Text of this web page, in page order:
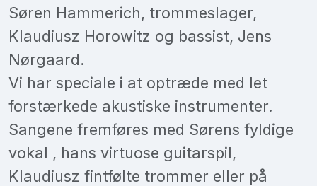
Søren Hammerich, trommeslager,
Klaudiusz Horowitz og bassist, Jens
Nørgaard.
Vi har speciale i at optræde med let
forstærkede akustiske instrumenter.
Sangene fremføres med Sørens fyldige
vokal , hans virtuose guitarspil,
Klaudiusz fintfølte trommer eller på